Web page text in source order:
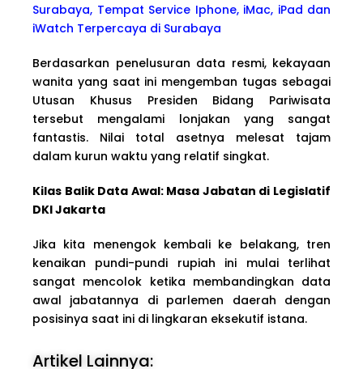
Surabaya, Tempat Service Iphone, iMac, iPad dan
iWatch Terpercaya di Surabaya
Berdasarkan penelusuran data resmi, kekayaan
wanita yang saat ini mengemban tugas sebagai
Utusan Khusus Presiden Bidang Pariwisata
tersebut mengalami lonjakan yang sangat
fantastis. Nilai total asetnya melesat tajam
dalam kurun waktu yang relatif singkat.
Kilas Balik Data Awal: Masa Jabatan di Legislatif
DKI Jakarta
Jika kita menengok kembali ke belakang, tren
kenaikan pundi-pundi rupiah ini mulai terlihat
sangat mencolok ketika membandingkan data
awal jabatannya di parlemen daerah dengan
posisinya saat ini di lingkaran eksekutif istana.
Artikel Lainnya: